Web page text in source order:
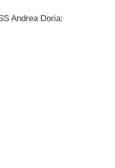
Andrea Doria: